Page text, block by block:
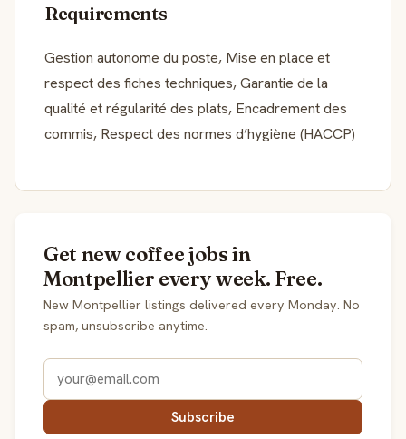
Requirements
Gestion autonome du poste, Mise en place et
respect des fiches techniques, Garantie de la
qualité et régularité des plats, Encadrement des
commis, Respect des normes d’hygiène (HACCP)
Get new coffee jobs in
Montpellier every week. Free.
New Montpellier listings delivered every Monday. No
spam, unsubscribe anytime.
Subscribe